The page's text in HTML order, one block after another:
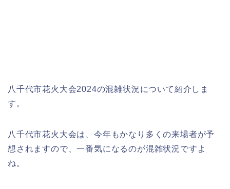
八千代市花火大会2024の混雑状況について紹介しま
す。
八千代市花火大会は、今年もかなり多くの来場者が予
想されますので、一番気になるのが混雑状況ですよ
ね。